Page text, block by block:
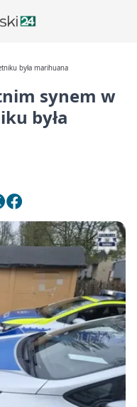
była marihuana
synem w
była